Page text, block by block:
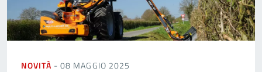
NOVITÀ - 08 MAGGIO 2025